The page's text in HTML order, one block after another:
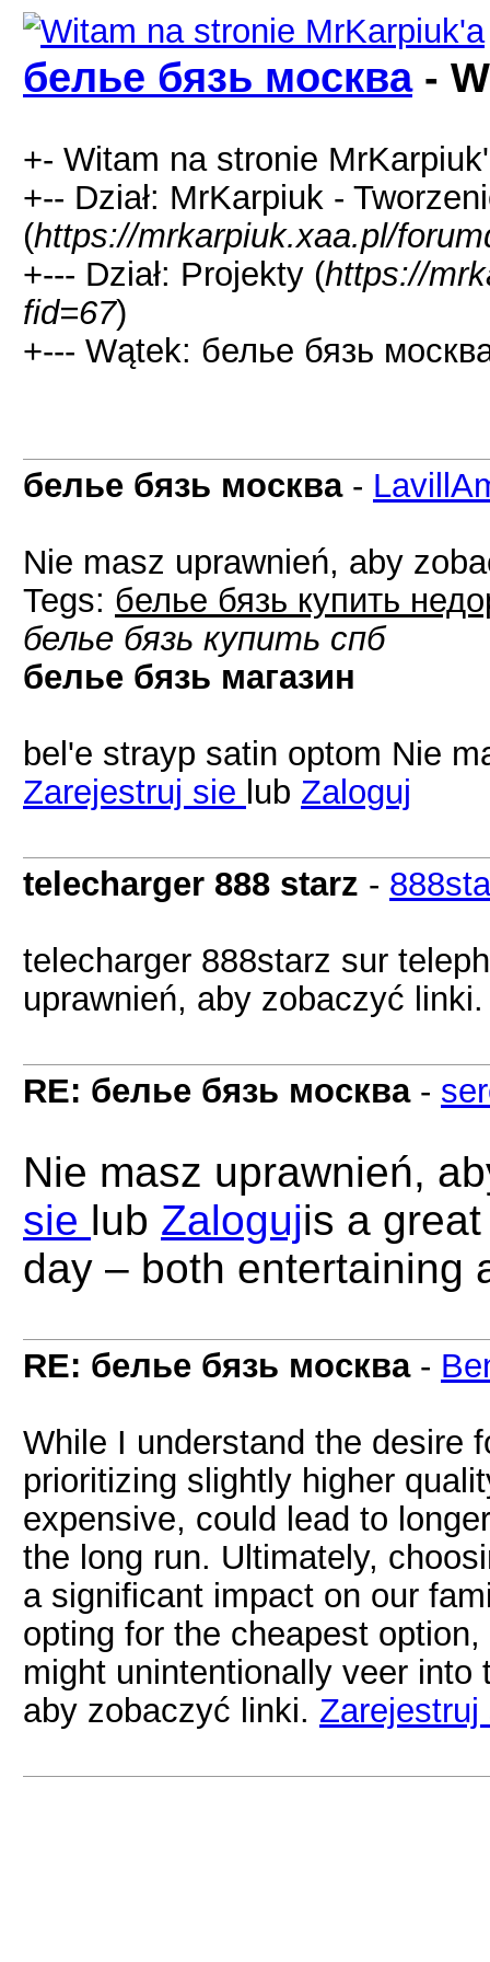
белье бязь москва-
+- Witam na stronie
+-- Dział: MrKarpiuk -
(https://mrkarpiuk.xaa.pl/
+--- Dział: Projekty (https://
fid=67)
+--- Wątek: белье бязь
белье бязь москва-
Nie masz uprawnień, aby
Tegs: белье бязь купить
белье бязь купить спб
белье бязь магазин
bel'e strayp satin optom Nie
Zarejestruj sie lub Zaloguj
telecharger 888 starz -
telecharger 888starz sur
uprawnień, aby zobaczyć
RE: белье бязь москва-
Nie masz uprawnień,
sie lub Zalogujis a
day – both entertaining
RE: белье бязь москва-
While I understand the desire
prioritizing slightly higher
expensive, could lead to
the long run. Ultimately,
a significant impact on our
opting for the cheapest
might unintentionally veer
aby zobaczyć linki.